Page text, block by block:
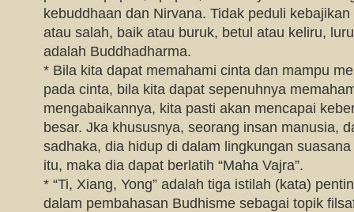
kebuddhaan dan Nirvana. Tidak peduli
atau salah, baik atau buruk, betul atau keliru,
adalah Buddhadharma.
* Bila kita dapat memahami cinta dan mampu
pada cinta, bila kita dapat sepenuhnya
mengabaikannya, kita pasti akan mencapai
besar. Jka khususnya, seorang insan manusia,
sadhaka, dia hidup di dalam lingkungan
itu, maka dia dapat berlatih “Maha Vajra”.
* “Ti, Xiang, Yong” adalah tiga istilah (kata)
dalam pembahasan Budhisme sebagai topik